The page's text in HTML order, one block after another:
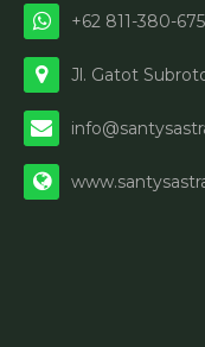
+62 811-380-675
Jl. Gatot